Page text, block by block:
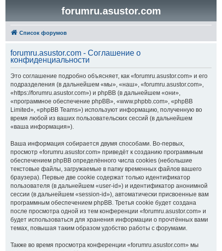
forumru.asustor.com
Список форумов
forumru.asustor.com - Соглашение о
конфиденциальности
Это соглашение подробно объясняет, как «forumru.asustor.com» и его
подразделения (в дальнейшем «мы», «наш», «forumru.asustor.com»,
«https://forumru.asustor.com») и phpBB (в дальнейшем «они»,
«программное обеспечение phpBB», «www.phpbb.com», «phpBB
Limited», «phpBB Teams») используют информацию, полученную во
время любой из ваших пользовательских сессий (в дальнейшем
«ваша информация»).
Ваша информация собирается двумя способами. Во-первых,
просмотр «forumru.asustor.com» приведёт к созданию программным
обеспечением phpBB определённого числа cookies (небольшие
текстовые файлы, загружаемые в папку временных файлов вашего
браузера). Первые две cookie содержат только идентификатор
пользователя (в дальнейшем «user-id») и идентификатор анонимной
сессии (в дальнейшем «session-id»), автоматически присвоенные вам
программным обеспечением phpBB. Третья cookie будет создана
после просмотра одной из тем конференции «forumru.asustor.com» и
будет использоваться для хранения информации о прочтённых вами
темах, повышая таким образом удобство работы с форумами.
Также во время просмотра конференции «forumru.asustor.com» мы